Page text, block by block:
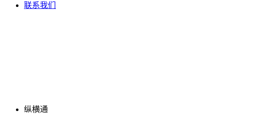
联系我们
纵横通